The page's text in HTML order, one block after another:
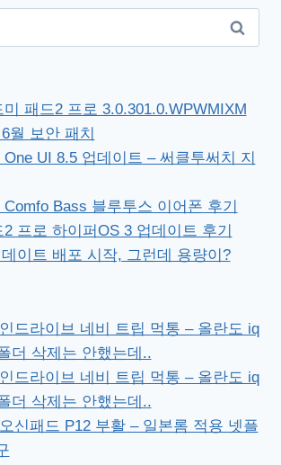
패드2 프로 3.0.301.0.WPWMIXM
월 보안 패치
One UI 8.5 업데이트 – 써클투써치 지
Bass 블루투스 이어폰 후기
프로 하이퍼OS 3 업데이트 후기
이트 배포 시작, 그런데 용량이?
드라이브 네비 트립 먹통 – 올란도 iq
더 삭제는 안했는데..
드라이브 네비 트립 먹통 – 올란도 iq
더 삭제는 안했는데..
신패드 P12 부활 – 일본롬 적용 넷플